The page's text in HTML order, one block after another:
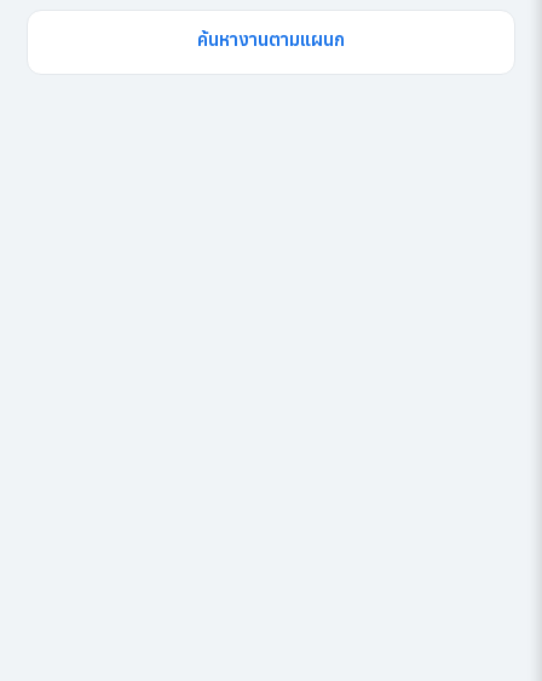
ค้นหางานตามแผนก